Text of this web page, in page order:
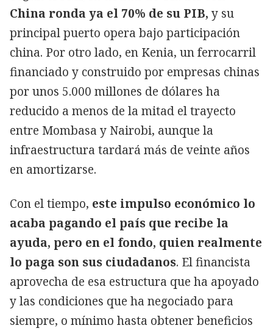
China ronda ya el 70% de su PIB, y su
principal puerto opera bajo participación
china. Por otro lado, en Kenia, un ferrocarril
financiado y construido por empresas chinas
por unos 5.000 millones de dólares ha
reducido a menos de la mitad el trayecto
entre Mombasa y Nairobi, aunque la
infraestructura tardará más de veinte años
en amortizarse.
Con el tiempo, este impulso económico lo
acaba pagando el país que recibe la
ayuda, pero en el fondo, quien realmente
lo paga son sus ciudadanos. El financista
aprovecha de esa estructura que ha apoyado
y las condiciones que ha negociado para
siempre, o mínimo hasta obtener beneficios